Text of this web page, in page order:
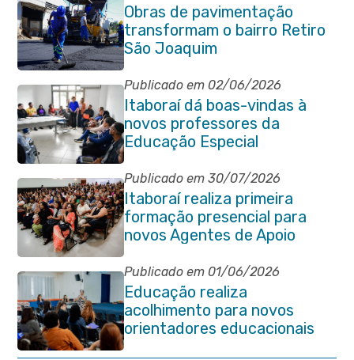
Obras de pavimentação
transformam o bairro Retiro
São Joaquim
Publicado em 02/06/2026
Itaboraí dá boas-vindas à
novos professores da
Educação Especial
Publicado em 30/07/2026
Itaboraí realiza primeira
formação presencial para
novos Agentes de Apoio
Escolar
Publicado em 01/06/2026
Educação realiza
acolhimento para novos
orientadores educacionais
da rede municipal